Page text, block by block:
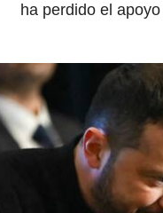
ha perdido el